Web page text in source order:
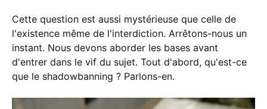
Cette question est aussi mystérieuse que celle de
l'existence même de l'interdiction. Arrêtons-nous un
instant. Nous devons aborder les bases avant
d'entrer dans le vif du sujet. Tout d'abord, qu'est-ce
que le shadowbanning ? Parlons-en.